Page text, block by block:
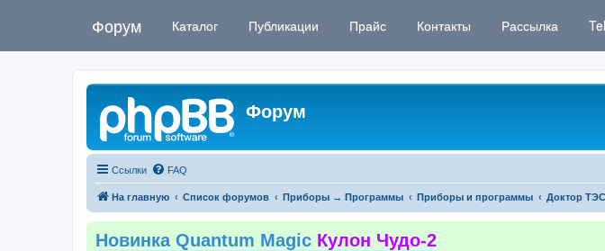
Форум Каталог Публикации Прайс Контакты Рассылка
Форум
Ссылки FAQ
На главную Список форумов Приборы → Программы Приборы и программы Доктор
Новинка Quantum Magic Кулон Чудо-2